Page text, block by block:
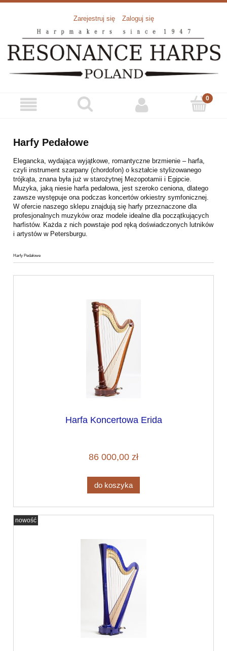
Zarejestruj się Zaloguj się
Harfy Pedałowe
Elegancka, wydająca wyjątkowe, romantyczne brzmienie – harfa,
czyli instrument szarpany (chordofon) o kształcie stylizowanego
trójkąta, znana była już w starożytnej Mezopotamii i Egipcie.
Muzyka, jaką niesie harfa pedałowa, jest szeroko ceniona, dlatego
zawsze występuje ona podczas koncertów orkiestry symfonicznej.
W ofercie naszego sklepu znajdują się harfy przeznaczone dla
profesjonalnych muzyków oraz modele idealne dla początkujących
harfistów. Każda z nich powstaje pod ręką doświadczonych lutników
i artystów w Petersburgu.
Harfy Pedałowe
Harfa Koncertowa Erida
86 000,00 zł
do koszyka
nowość